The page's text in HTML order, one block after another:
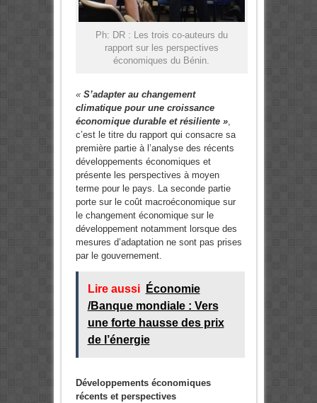
Ph: DR : Les trois co-auteurs du
rapport sur les perspectives
économiques du Bénin.
« S’adapter au changement
climatique pour une croissance
économique durable et résiliente »,
c’est le titre du rapport qui consacre sa
première partie à l’analyse des récents
développements économiques et
présente les perspectives à moyen
terme pour le pays. La seconde partie
porte sur le coût macroéconomique sur
le changement économique sur le
développement notamment lorsque des
mesures d’adaptation ne sont pas prises
par le gouvernement.
Lire aussi
Économie
/Banque mondiale : Vers
une forte hausse des prix
de l’énergie
Développements économiques
récents et perspectives